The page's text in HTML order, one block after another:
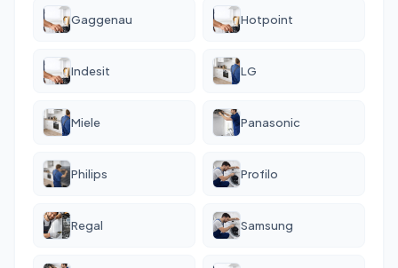
Gaggenau Hotpoint
Indesit LG
Miele Panasonic
Philips Profilo
Regal Samsung